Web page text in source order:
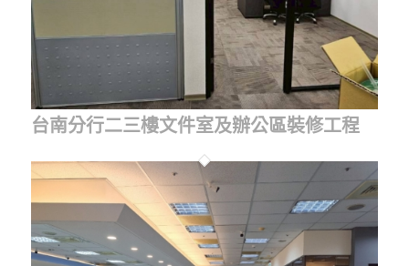
台南分行二三樓文件室及辦公區裝修工程